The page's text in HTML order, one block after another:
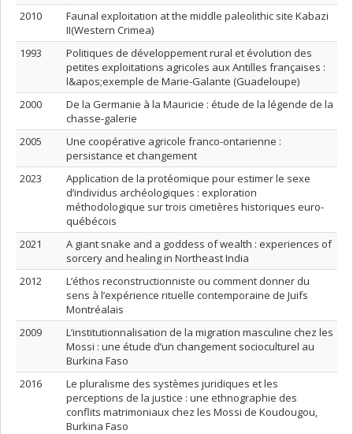
2010
Faunal exploitation at the middle paleolithic site Kabazi
II(Western Crimea)
1993
Politiques de développement rural et évolution des
petites exploitations agricoles aux Antilles françaises :
l&apos;exemple de Marie-Galante (Guadeloupe)
2000
De la Germanie à la Mauricie : étude de la légende de la
chasse-galerie
2005
Une coopérative agricole franco-ontarienne :
persistance et changement
2023
Application de la protéomique pour estimer le sexe
d’individus archéologiques : exploration
méthodologique sur trois cimetières historiques euro-
québécois
2021
A giant snake and a goddess of wealth : experiences of
sorcery and healing in Northeast India
2012
L’éthos reconstructionniste ou comment donner du
sens à l’expérience rituelle contemporaine de Juifs
Montréalais
2009
L’institutionnalisation de la migration masculine chez les
Mossi : une étude d’un changement socioculturel au
Burkina Faso
2016
Le pluralisme des systèmes juridiques et les
perceptions de la justice : une ethnographie des
conflits matrimoniaux chez les Mossi de Koudougou,
Burkina Faso